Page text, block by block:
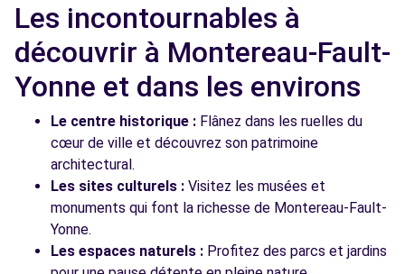
Les incontournables à
découvrir à Montereau-Fault-
Yonne et dans les environs
Le centre historique : Flânez dans les ruelles du
cœur de ville et découvrez son patrimoine
architectural.
Les sites culturels : Visitez les musées et
monuments qui font la richesse de Montereau-Fault-
Yonne.
Les espaces naturels : Profitez des parcs et jardins